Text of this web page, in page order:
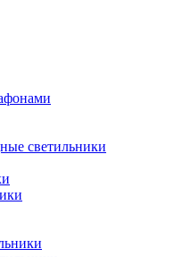
светильники